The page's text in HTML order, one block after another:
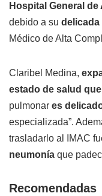
Hospital General
debido a su
Médico de Alta
Claribel Medina,
estado de salud
pulmonar es
especializada”.
trasladarlo al IMAC
neumonía que
Recomendadas